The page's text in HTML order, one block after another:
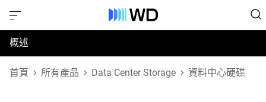
概述
規格
首頁 所有產品 Data Center Storage 資料中心硬碟